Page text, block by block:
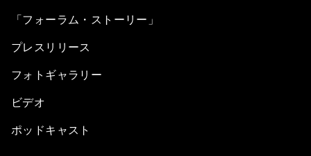
「フォーラム・ストーリー」
プレスリリース
フォトギャラリー
ビデオ
ポッドキャスト